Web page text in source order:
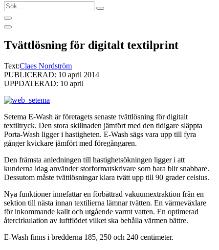
Sök
…
Tvättlösning för digitalt textilprint
Text:Claes Nordström
PUBLICERAD: 10 april 2014
UPPDATERAD: 10 april
Setema E-Wash är företagets senaste tvättlösning för digitalt
textiltryck. Den stora skillnaden jämfört med den tidigare släppta
Porta-Wash ligger i hastigheten. E-Wash sägs vara upp till fyra
gånger kvickare jämfört med föregångaren.
Den främsta anledningen till hastighetsökningen ligger i att
kunderna idag använder storformatskrivare som bara blir snabbare.
Dessutom måste tvättlösningar klara tvätt upp till 90 grader celsius.
Nya funktioner innefattar en förbättrad vakuumextraktion från en
sektion till nästa innan textilierna lämnar tvätten. En värmeväxlare
för inkommande kallt och utgående varmt vatten. En optimerad
återcirkulation av luftflödet vilket ska behålla värmen bättre.
E-Wash finns i bredderna 185, 250 och 240 centimeter.